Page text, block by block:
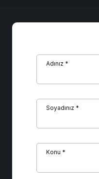
Adınız *
Soyadınız *
Konu *